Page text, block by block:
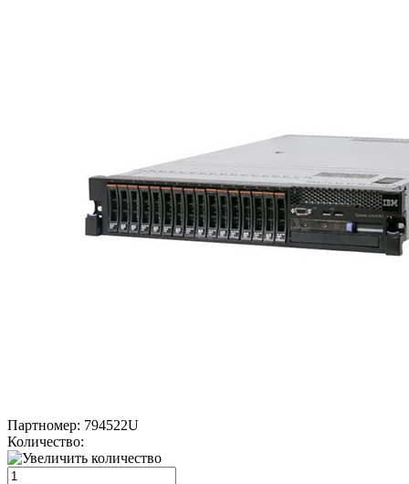
Партномер: 794522U
Количество: